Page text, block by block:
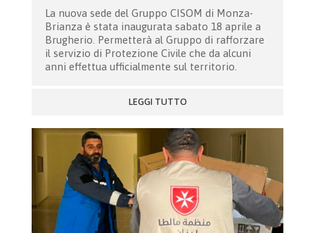
La nuova sede del Gruppo CISOM di Monza-
Brianza è stata inaugurata sabato 18 aprile a
Brugherio. Permetterà al Gruppo di rafforzare
il servizio di Protezione Civile che da alcuni
anni effettua ufficialmente sul territorio.
LEGGI TUTTO